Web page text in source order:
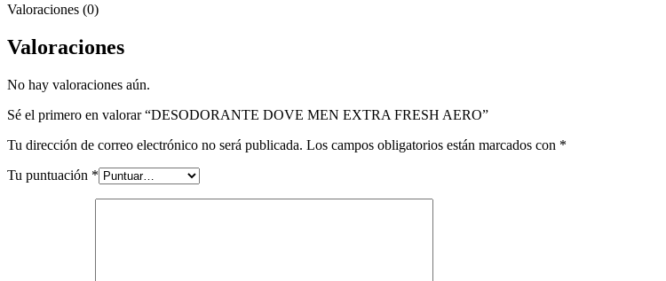
Valoraciones (0)
Valoraciones
No hay valoraciones aún.
Sé el primero en valorar “DESODORANTE DOVE MEN EXTRA FRESH AERO”
Tu dirección de correo electrónico no será publicada. Los campos obligatorios están marcados con *
Tu puntuación *